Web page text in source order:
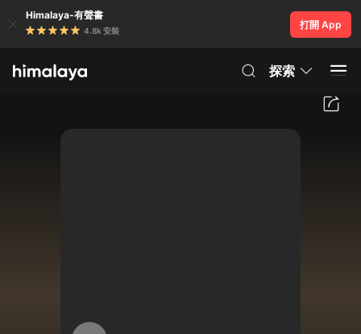
Himalaya-有聲書
4.8k 安裝
打開 App
探索